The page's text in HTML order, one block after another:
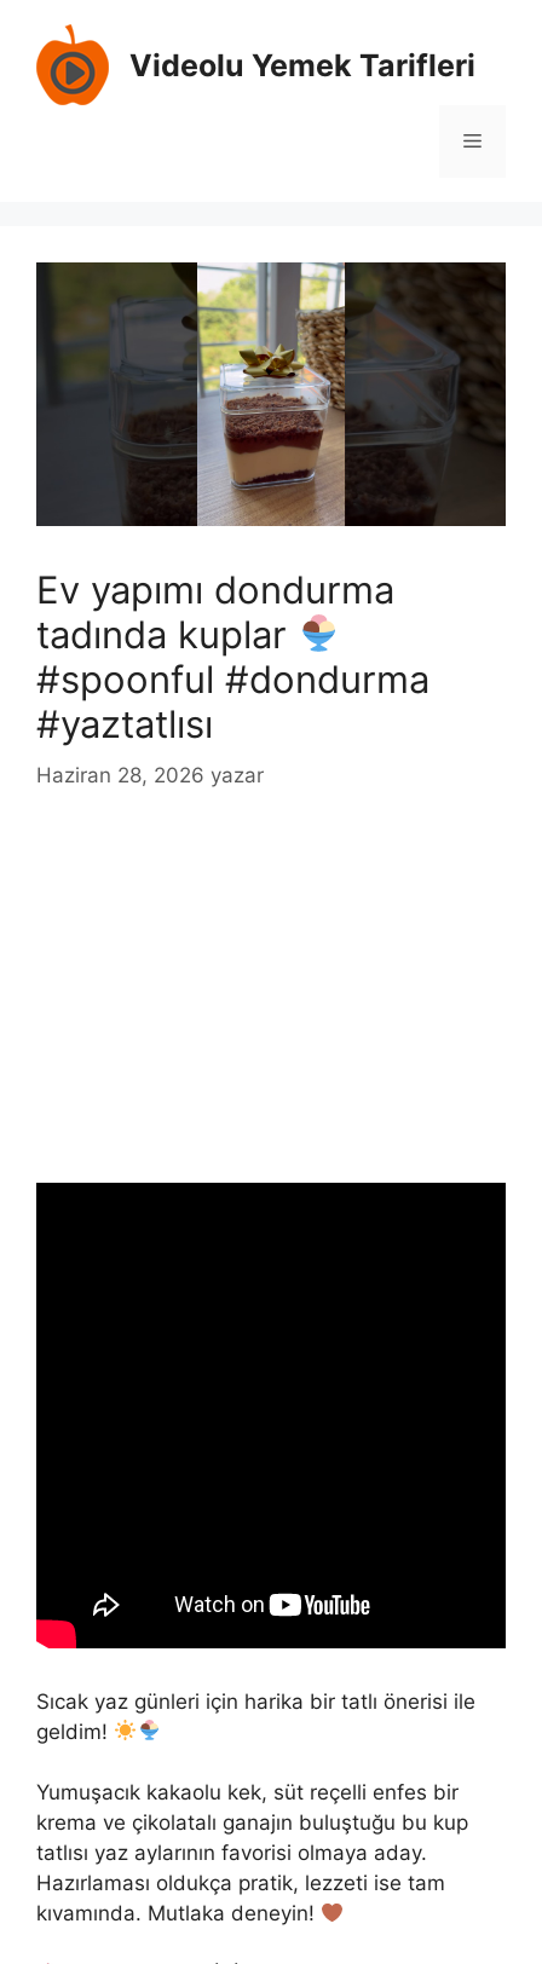
Videolu Yemek Tarifleri
Menü
Ev yapımı dondurma
tadında kuplar
#spoonful #dondurma
#yaztatlısı
Haziran 28, 2026 yazar
Sıcak yaz günleri için harika bir tatlı önerisi ile
geldim!
Yumuşacık kakaolu kek, süt reçelli enfes bir
krema ve çikolatalı ganajın buluştuğu bu kup
tatlısı yaz aylarının favorisi olmaya aday.
Hazırlaması oldukça pratik, lezzeti ise tam
kıvamında. Mutlaka deneyin!